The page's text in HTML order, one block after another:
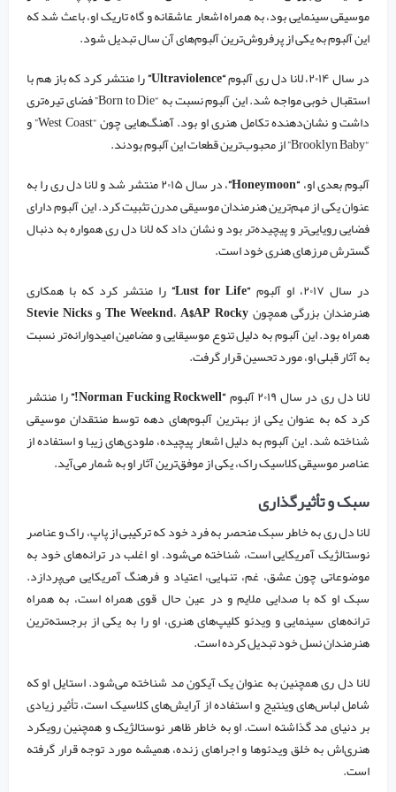
موسیقی سینمایی بود، به همراه اشعار عاشقانه و گاه تاریک او، باعث شد که
این آلبوم به یکی از پرفروش‌ترین آلبوم‌های آن سال تبدیل شود.
در سال ۲۰۱۴، لانا دل ری آلبوم
“Ultraviolence”
را منتشر کرد که باز هم با
استقبال خوبی مواجه شد. این آلبوم نسبت به “Born to Die” فضای تیره‌تری
داشت و نشان‌دهنده تکامل هنری او بود. آهنگ‌هایی چون “West Coast” و
“Brooklyn Baby” از محبوب‌ترین قطعات این آلبوم بودند.
آلبوم بعدی او،“Honeymoon”
، در سال ۲۰۱۵ منتشر شد و لانا دل ری را به
عنوان یکی از مهم‌ترین هنرمندان موسیقی مدرن تثبیت کرد. این آلبوم دارای
فضایی رویایی‌تر و پیچیده‌تر بود و نشان داد که لانا دل ری همواره به دنبال
گسترش مرزهای هنری خود است.
در سال ۲۰۱۷، او آلبوم
“Lust for Life”
را منتشر کرد که با همکاری
هنرمندان بزرگی همچون
The Weeknd،A$AP Rocky وStevie Nicks
همراه بود. این آلبوم به دلیل تنوع موسیقایی و مضامین امیدوارانه‌تر نسبت
به آثار قبلی او، مورد تحسین قرار گرفت.
لانا دل ری در سال ۲۰۱۹ آلبوم
“Norman Fucking Rockwell!”
را منتشر
کرد که به عنوان یکی از بهترین آلبوم‌های دهه توسط منتقدان موسیقی
شناخته شد. این آلبوم به دلیل اشعار پیچیده، ملودی‌های زیبا و استفاده از
عناصر موسیقی کلاسیک راک، یکی از موفق‌ترین آثار او به شمار می‌آید.
سبک و تأثیرگذاری
لانا دل ری به خاطر سبک منحصر به فرد خود که ترکیبی از پاپ، راک و عناصر
نوستالژیک آمریکایی است، شناخته می‌شود. او اغلب در ترانه‌های خود به
موضوعاتی چون عشق، غم، تنهایی، اعتیاد و فرهنگ آمریکایی می‌پردازد.
سبک او که با صدایی ملایم و در عین حال قوی همراه است، به همراه
ترانه‌های سینمایی و ویدئو کلیپ‌های هنری، او را به یکی از برجسته‌ترین
هنرمندان نسل خود تبدیل کرده است.
لانا دل ری همچنین به عنوان یک آیکون مد شناخته می‌شود. استایل او که
شامل لباس‌های وینتیج و استفاده از آرایش‌های کلاسیک است، تأثیر زیادی
بر دنیای مد گذاشته است. او به خاطر ظاهر نوستالژیک و همچنین رویکرد
هنری‌اش به خلق ویدئوها و اجراهای زنده، همیشه مورد توجه قرار گرفته
است.